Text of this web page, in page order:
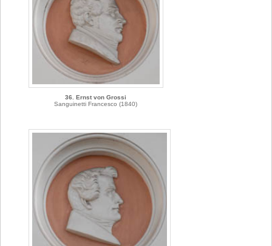
36. Ernst von Grossi
Sanguinetti Francesco (1840)